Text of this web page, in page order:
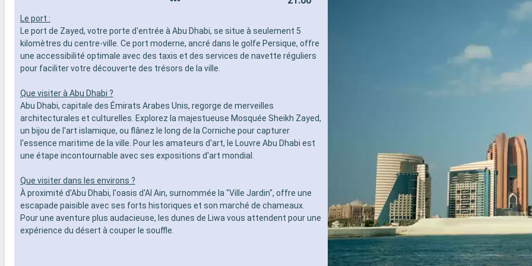
- 40% de réduction sur un
réservés à bord
- Personnel qualifié multilingue
Le port :
Le port de Zayed, votre porte d'entrée à Abu Dhabi, se situe à seulement 5
kilomètres du centre-ville. Ce port moderne, ancré dans le golfe Persique, offre
une accessibilité optimale avec des taxis et des services de navette réguliers
pour faciliter votre découverte des trésors de la ville.
Que visiter à Abu Dhabi ?
Abu Dhabi, capitale des Émirats Arabes Unis, regorge de merveilles
architecturales et culturelles. Explorez la majestueuse Mosquée Sheikh Zayed,
un bijou de l'art islamique, ou flânez le long de la Corniche pour capturer
l'essence maritime de la ville. Pour les amateurs d'art, le Louvre Abu Dhabi est
une étape incontournable avec ses expositions d'art mondial.
Que visiter dans les environs ?
À proximité d'Abu Dhabi, l'oasis d'Al Ain, surnommée la "Ville Jardin", offre une
escapade paisible avec ses forts historiques et son marché de chameaux.
Pour une aventure plus audacieuse, les dunes de Liwa vous attendent pour une
expérience du désert à couper le souffle.